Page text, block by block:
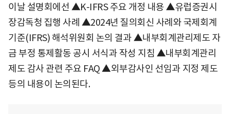
이날 설명회에선 ▲K-IFRS 주요 개정 내용 ▲유럽증권시
장감독청 집행 사례 ▲2024년 질의회신 사례와 국제회계
기준(IFRS) 해석위원회 논의 결과 ▲내부회계관리제도 자
금 부정 통제활동 공시 서식과 작성 지침 ▲내부회계관리
제도 감사 관련 주요 FAQ ▲외부감사인 선임과 지정 제도
등의 내용이 논의된다.